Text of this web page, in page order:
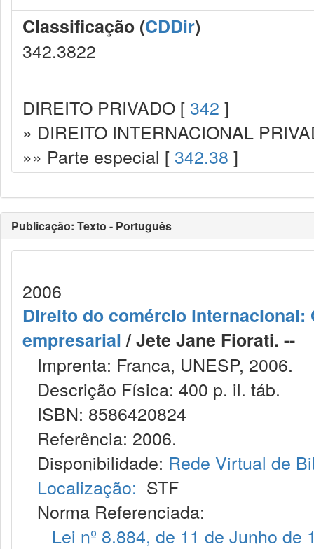
Classificação (CDDir)
342.3822
DIREITO PRIVADO [ 342 ]
» DIREITO INTERNACIONAL
»» Parte especial [ 342.38 ]
Publicação: Texto - Português
2006
Direito do comércio internacional:
empresarial/ Jete Jane Fiorati. --
Imprenta: Franca, UNESP, 2006.
Descrição Física: 400 p. il. táb.
ISBN: 8586420824
Referência: 2006.
Disponibilidade: Rede Virtual de
Localização: STF
Norma Referenciada:
Lei nº 8.884, de 11 de Junho de